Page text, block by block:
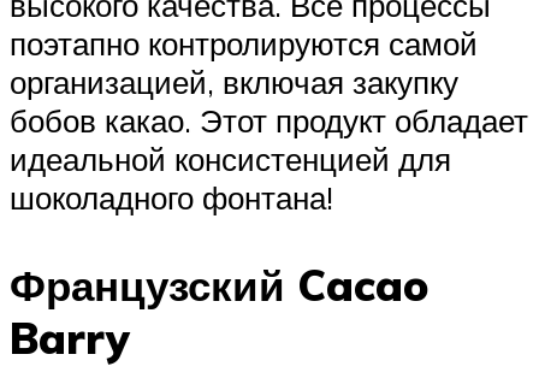
поэтапно контролируются самой
организацией, включая закупку
бобов какао. Этот продукт обладает
идеальной консистенцией для
шоколадного фонтана!
Французский Cacao
Barry